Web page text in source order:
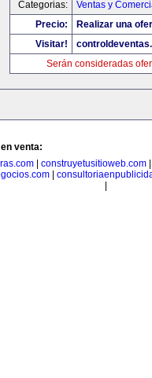
Categorias:
Ventas y
Precio:
Realizar una
Visitar!
Serán consideradas
venta:
construyetusitioweb.com
|